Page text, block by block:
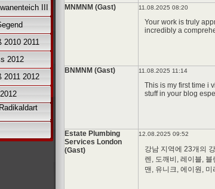
III
2010 2011
2012
2011 2012
MNMNM (Gast) 11.08.2025 08:20
Your work is truly
incredibly a
BNMNM (Gast) 11.08.2025 11:14
This is my first time i
stuff in your blog
Estate Plumbing
Services London
(Gast)
12.08.2025 09:52
강남 지역에 23개의
렌, 도깨비, 레이블,
맨, 유니크, 에이원, 미